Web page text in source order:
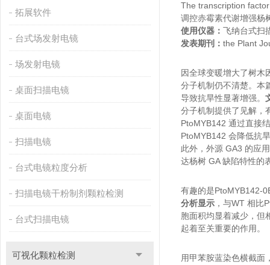
拓展软件
台式场发射电镜
场发射电镜
桌面扫描电镜
桌面电镜
扫描电镜
台式电镜粒度分析
扫描电镜干粉制剂颗粒检测
台式扫描电镜
可视化颗粒检测
The transcription
调控赤霉素代谢增强杨
使用仪器： 飞纳台式扫
发表期刊： the Plant
因全球变暖增大了树木
分子机制仍不清楚。本
导致抗旱性显著增强。
分子机制提供了见解，
PtoMYB142 通过直接
PtoMYB142 会降低抗
此外，外源 GA3 的应
达杨树 GA 缺陷特性的
有趣的是PtoMYB142-
分析显示 ，与WT 相比
胞面积均显着减少，但
起着至关重要的作用。
用甲苯胺蓝染色横截面